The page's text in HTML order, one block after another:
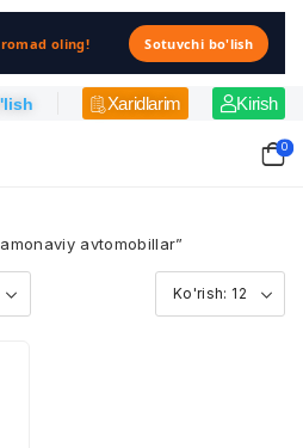
oling! Sotuvchi bo'lish
Xaridlarim Kirish
0
avtomobillar”